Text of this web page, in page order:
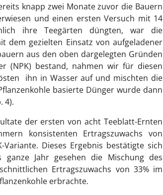
knapp zwei Monate zuvor die Bauern
und einen ersten Versuch mit 14
ihre Teegärten düngten, war die
dem gezielten Einsatz von aufgeladener
aus den oben dargelegten Gründen
(NPK) bestand, nahmen wir für diesen
ihn in Wasser auf und mischten die
basierte Dünger wurde dann
4).
der ersten von acht Teeblatt-Ernten
konsistenten Ertragszuwachs von
Dieses Ergebnis bestätigte sich
Jahr gesehen die Mischung des
Ertragszuwachs von 33% im
erbrachte.